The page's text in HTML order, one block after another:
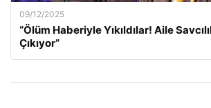
09/12/2025
“Ölüm Haberiyle Yıkıldılar! Aile
Çıkıyor”